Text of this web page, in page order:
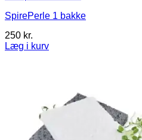
SpirePerle 1 bakke
250 kr.
Læg i kurv